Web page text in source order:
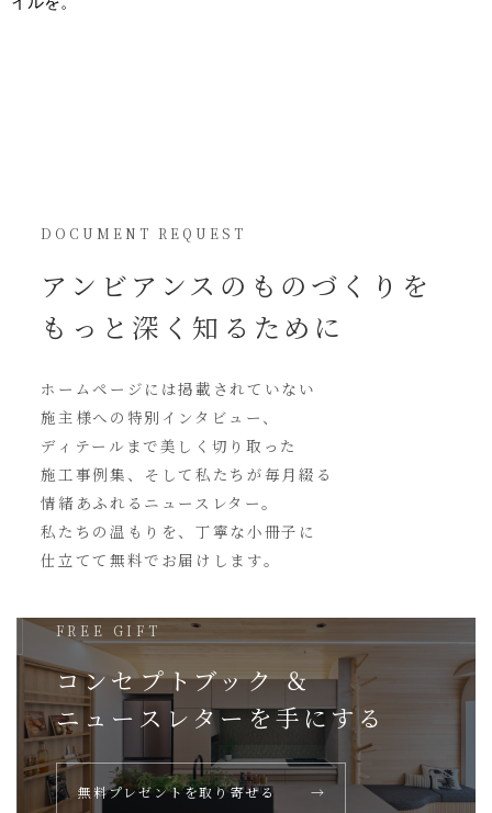
DOCUMENT REQUEST
アンビアンスの ものづくりを
もっと深く知るために
ホームページには掲載されていない
施主様への特別インタビュー、
ディテールまで美しく切り取った
施工事例集、そして私たちが毎月綴る
情緒あふれるニュースレター。
私たちの温もりを、丁寧な小冊子に
仕立てて無料でお届けします。
FREE GIFT
コンセプトブック ＆
ニュースレターを手にする
無料プレゼントを取り寄せる →